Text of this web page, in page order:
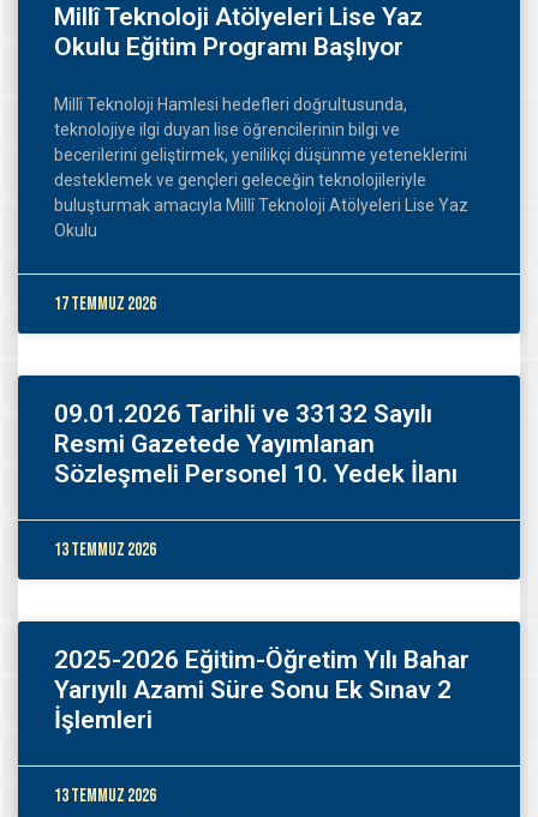
Millî Teknoloji Atölyeleri Lise Yaz
Okulu Eğitim Programı Başlıyor
Millî Teknoloji Hamlesi hedefleri doğrultusunda,
teknolojiye ilgi duyan lise öğrencilerinin bilgi ve
becerilerini geliştirmek, yenilikçi düşünme yeteneklerini
desteklemek ve gençleri geleceğin teknolojileriyle
buluşturmak amacıyla Millî Teknoloji Atölyeleri Lise Yaz
Okulu
17 Temmuz 2026
09.01.2026 Tarihli ve 33132 Sayılı
Resmi Gazetede Yayımlanan
Sözleşmeli Personel 10. Yedek İlanı
13 Temmuz 2026
2025-2026 Eğitim-Öğretim Yılı Bahar
Yarıyılı Azami Süre Sonu Ek Sınav 2
İşlemleri
13 Temmuz 2026